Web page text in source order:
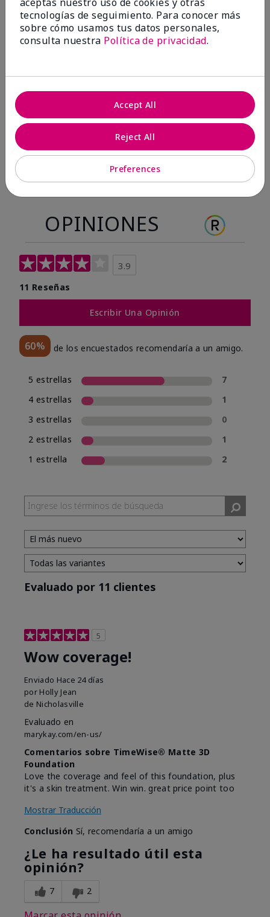
Antes & después
Antes
Después
Antes
Después
OPINIONES
3.9
11 Reseñas
Escribir Una Opinión
60% de los encuestados recomendaría a un amigo.
5 estrellas
7
4 estrellas
1
3 estrellas
0
2 estrellas
1
1 estrella
2
Evaluado por 11 clientes
5
Wow coverage!
Enviado Hace 24 días
por Holly Jean
de Nicholasville
Evaluado en
marykay.com/en-us/
Comentarios sobre TimeWise® Matte 3D
Foundation
Love the coverage and feel of this foundation, plus
it's a skin treatment. Win win. great price point too
Mostrar Traducción
Conclusión Sí, recomendaría a un amigo
¿Le ha resultado útil esta
opinión?
7 2
tecnologías de seguimiento. Para conocer más
sobre cómo usamos tus datos personales,
consulta nuestra Política de privacidad.
Preferences
Reject All
Accept All